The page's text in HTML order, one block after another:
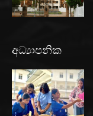
අධ්‍යාපනික